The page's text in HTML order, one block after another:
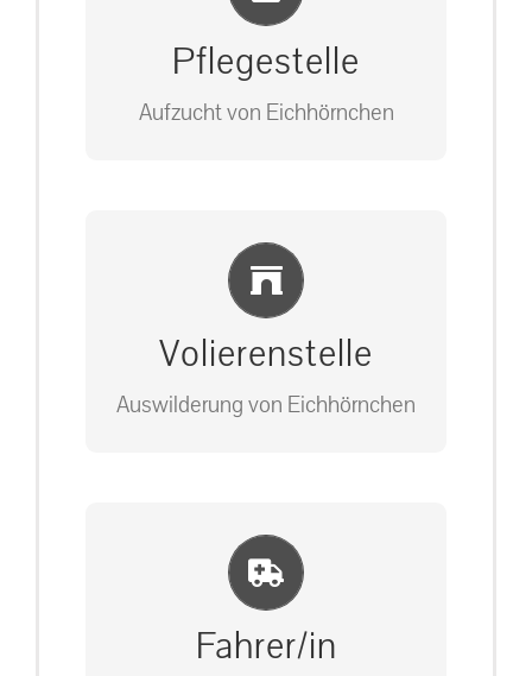
Pflegestelle
Aufzucht von Eichhörnchen
auf: 0162-7909946
Volierenstelle
Auswilderung von Eichhörnchen
Einlernung und Infos
Bitte unter unserem Büro anrufen
auf: 0162-7909946
Fahrer/in
Einlernung und Infos